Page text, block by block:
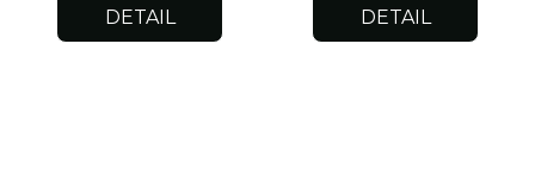
DETAIL DETAIL